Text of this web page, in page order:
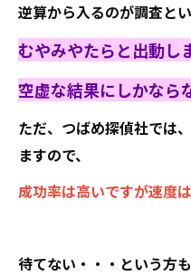
逆算から入るのが調査と
むやみやたらと出動し
空虚な結果にしかなら
ただ、つばめ探偵社では
ますので、
成功率は高いですが速度
待てない・・・という方